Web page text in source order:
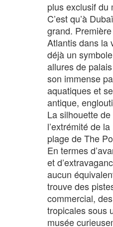
plus exclusif du
C’est qu’à
grand.
Atlantis dans la
déjà un
allures de
son immense
aquatiques et
antique,
La silhouette
l’extrémité de
plage de The
En termes
et
aucun
trouve des
commercial,
tropicales sous
musée